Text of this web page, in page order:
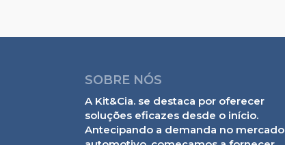
SOBRE NÓS
A Kit&Cia. se destaca por oferecer
soluções eficazes desde o início.
Antecipando a demanda no mercado